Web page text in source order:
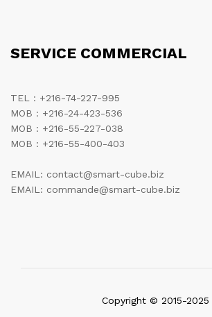
SERVICE COMMERCIAL
TEL : +216-74-227-995
MOB : +216-24-423-536
MOB : +216-55-227-038
MOB : +216-55-400-403
EMAIL: contact@smart-cube.biz
EMAIL: commande@smart-cube.biz
Copyright © 2015-2025